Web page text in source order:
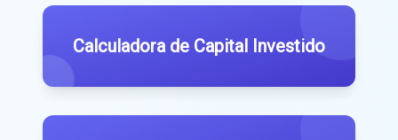
Calculadora de Capital Investido